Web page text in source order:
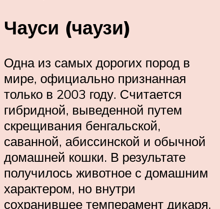
Чауси (чаузи)
Одна из самых дорогих пород в
мире, официально признанная
только в 2003 году. Считается
гибридной, выведенной путем
скрещивания бенгальской,
саванной, абиссинской и обычной
домашней кошки. В результате
получилось животное с домашним
характером, но внутри
сохранившее темперамент дикаря.